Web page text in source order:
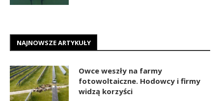
NAJNOWSZE ARTYKUŁY
Owce weszły na farmy
fotowoltaiczne. Hodowcy i firmy
widzą korzyści